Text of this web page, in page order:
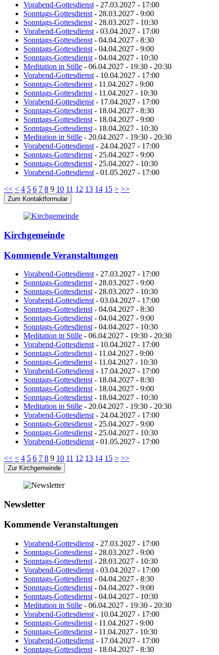
Vorabend-Gottesdienst - 27.03.2027 - 17:00
Sonntags-Gottesdienst - 28.03.2027 - 9:00
Sonntags-Gottesdienst - 28.03.2027 - 10:30
Vorabend-Gottesdienst - 03.04.2027 - 17:00
Sonntags-Gottesdienst - 04.04.2027 - 8:30
Sonntags-Gottesdienst - 04.04.2027 - 9:00
Sonntags-Gottesdienst - 04.04.2027 - 10:30
Meditation in Stille - 06.04.2027 - 19:30 - 20:30
Vorabend-Gottesdienst - 10.04.2027 - 17:00
Sonntags-Gottesdienst - 11.04.2027 - 9:00
Sonntags-Gottesdienst - 11.04.2027 - 10:30
Vorabend-Gottesdienst - 17.04.2027 - 17:00
Sonntags-Gottesdienst - 18.04.2027 - 8:30
Sonntags-Gottesdienst - 18.04.2027 - 9:00
Sonntags-Gottesdienst - 18.04.2027 - 10:30
Meditation in Stille - 20.04.2027 - 19:30 - 20:30
Vorabend-Gottesdienst - 24.04.2027 - 17:00
Sonntags-Gottesdienst - 25.04.2027 - 9:00
Sonntags-Gottesdienst - 25.04.2027 - 10:30
Vorabend-Gottesdienst - 01.05.2027 - 17:00
<< < 4 5 6 7 8 9 10 11 12 13 14 15 > >>
Zum Kontaktformular
Kirchgemeinde
Kommende Veranstaltungen
Vorabend-Gottesdienst- 27.03.2027 - 17:00
Sonntags-Gottesdienst- 28.03.2027 - 9:00
Sonntags-Gottesdienst- 28.03.2027 - 10:30
Vorabend-Gottesdienst- 03.04.2027 - 17:00
Sonntags-Gottesdienst- 04.04.2027 - 8:30
Sonntags-Gottesdienst- 04.04.2027 - 9:00
Sonntags-Gottesdienst- 04.04.2027 - 10:30
Meditation in Stille - 06.04.2027 - 19:30 - 20:30
Vorabend-Gottesdienst- 10.04.2027 - 17:00
Sonntags-Gottesdienst- 11.04.2027 - 9:00
Sonntags-Gottesdienst- 11.04.2027 - 10:30
Vorabend-Gottesdienst- 17.04.2027 - 17:00
Sonntags-Gottesdienst- 18.04.2027 - 8:30
Sonntags-Gottesdienst- 18.04.2027 - 9:00
Sonntags-Gottesdienst- 18.04.2027 - 10:30
Meditation in Stille - 20.04.2027 - 19:30 - 20:30
Vorabend-Gottesdienst- 24.04.2027 - 17:00
Sonntags-Gottesdienst- 25.04.2027 - 9:00
Sonntags-Gottesdienst- 25.04.2027 - 10:30
Vorabend-Gottesdienst- 01.05.2027 - 17:00
<< < 4 5 6 7 8 9 10 11 12 13 14 15 > >>
Zur Kirchgemeinde
Newsletter
Kommende Veranstaltungen
Vorabend-Gottesdienst - 27.03.2027 - 17:00
Sonntags-Gottesdienst - 28.03.2027 - 9:00
Sonntags-Gottesdienst - 28.03.2027 - 10:30
Vorabend-Gottesdienst - 03.04.2027 - 17:00
Sonntags-Gottesdienst - 04.04.2027 - 8:30
Sonntags-Gottesdienst - 04.04.2027 - 9:00
Sonntags-Gottesdienst - 04.04.2027 - 10:30
Meditation in Stille - 06.04.2027 - 19:30 - 20:30
Vorabend-Gottesdienst - 10.04.2027 - 17:00
Sonntags-Gottesdienst - 11.04.2027 - 9:00
Sonntags-Gottesdienst - 11.04.2027 - 10:30
Vorabend-Gottesdienst - 17.04.2027 - 17:00
Sonntags-Gottesdienst - 18.04.2027 - 8:30